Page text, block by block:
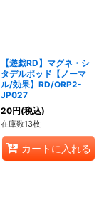
【遊戯RD】マグネ・シ
タデルポッド【ノーマ
ル/効果】RD/ORP2-
JP027
20円(税込)
在庫数13枚
カートに入れる